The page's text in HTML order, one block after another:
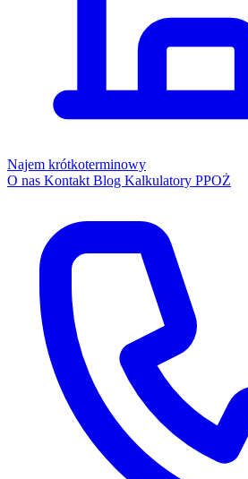
Najem krótkoterminowy
O nas Kontakt Blog Kalkulatory PPOŻ